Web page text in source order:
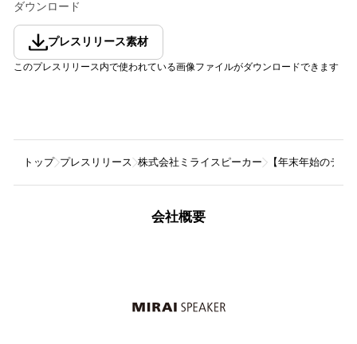
ダウンロード
プレスリリース素材
このプレスリリース内で使われている画像ファイルがダウンロードできます
トップ プレスリリース 株式会社ミライスピーカー 【年末年始のテ
会社概要